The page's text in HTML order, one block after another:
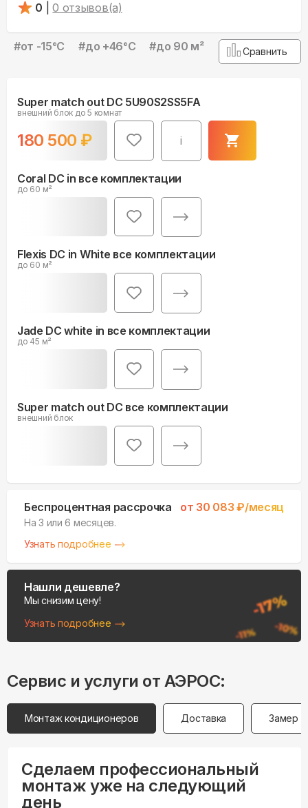
0
0 отзывов(а)
#от -15°С #до +46°С #до 90 м² Сравнить
Super match out DC 5U90S2SS5FA
внешний блок до 5 комнат
180 500 ₽ i
Coral DC in все комплектации
до 60 м²
Flexis DC in White все комплектации
до 60 м²
Jade DC white in все комплектации
до 45 м²
Super match out DC все комплектации
внешний блок
Беспроцентная рассрочка от 30 083 ₽/месяц
На 3 или 6 месяцев.
Узнать подробнее
Нашли дешевле?
Мы снизим цену!
Узнать подробнее
Сервис и услуги от АЭРОС:
Монтаж кондиционеров Доставка Замер
Сделаем профессиональный
монтаж уже на следующий
день